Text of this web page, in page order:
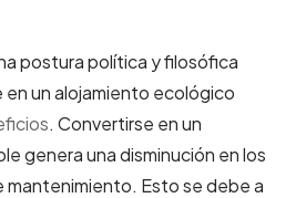
postura política y filosófica
un alojamiento ecológico
. Convertirse en un
genera una disminución en los
Esto se debe a